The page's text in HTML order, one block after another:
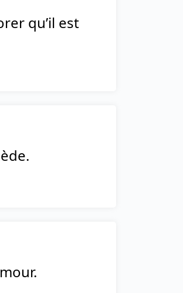
qu’il est